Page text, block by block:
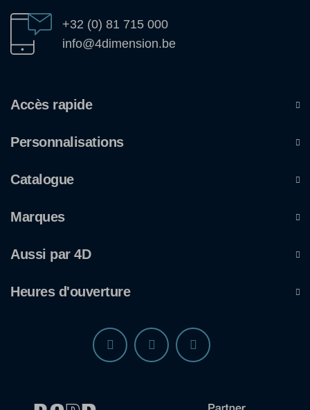
+32 (0) 81 715 000
info@4dimension.be
Accès rapide
Personnalisations
Catalogue
Marques
Aussi par 4D
Heures d'ouverture